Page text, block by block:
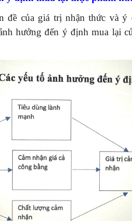
đề của giá trị nhận thức và
hưởng đến ý định mua lại